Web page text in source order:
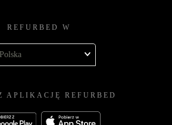
REFURBED W
Polska
APLIKACJĘ REFURBED